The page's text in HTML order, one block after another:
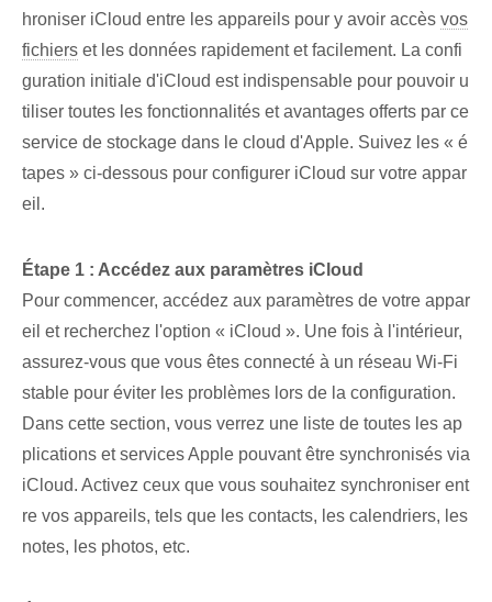
hroniser iCloud entre les appareils pour y avoir accès⁤ vos
fichiers et les données rapidement et facilement. La confi
guration initiale d'iCloud est indispensable pour pouvoir u
tiliser toutes les fonctionnalités et avantages offerts par ce
service de stockage dans le cloud d'Apple. Suivez les « é
tapes » ci-dessous pour configurer iCloud ⁢sur votre​ appar
eil.
Étape 1 : Accédez aux paramètres iCloud
Pour commencer, accédez aux paramètres de votre appar
eil et recherchez l'option « iCloud ». Une fois à l'intérieur,
assurez-vous que vous êtes connecté à un réseau Wi-Fi
stable pour éviter les problèmes lors de la configuration.
Dans cette section, vous verrez une liste de toutes les ap
plications et services Apple pouvant être synchronisés via
iCloud. ⁣Activez ceux que vous souhaitez synchroniser ent
re vos appareils, tels que les contacts, les calendriers, les
notes, les photos, etc.